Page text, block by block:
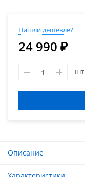
Нашли дешевле?
24 990 ₽
шт
Описание